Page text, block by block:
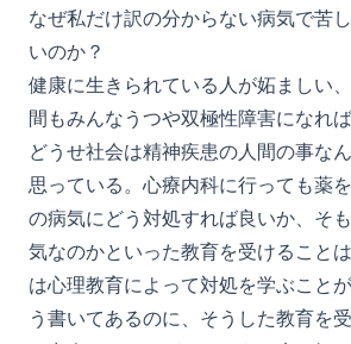
なぜ私だけ訳の分からない病気で苦
いのか？
健康に生きられている人が妬ましい
間もみんなうつや双極性障害になれば
どうせ社会は精神疾患の人間の事な
思っている。心療内科に行っても薬
の病気にどう対処すれば良いか、そ
気なのかといった教育を受けること
は心理教育によって対処を学ぶこと
う書いてあるのに、そうした教育を